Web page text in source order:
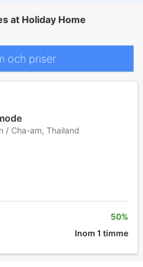
at Holiday Home
och priser
/ Cha-am, Thailand
50%
Inom 1 timme